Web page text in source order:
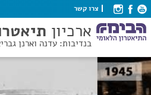
צרו קשר
ארכיון
בנדיבות: עדנה וארנן